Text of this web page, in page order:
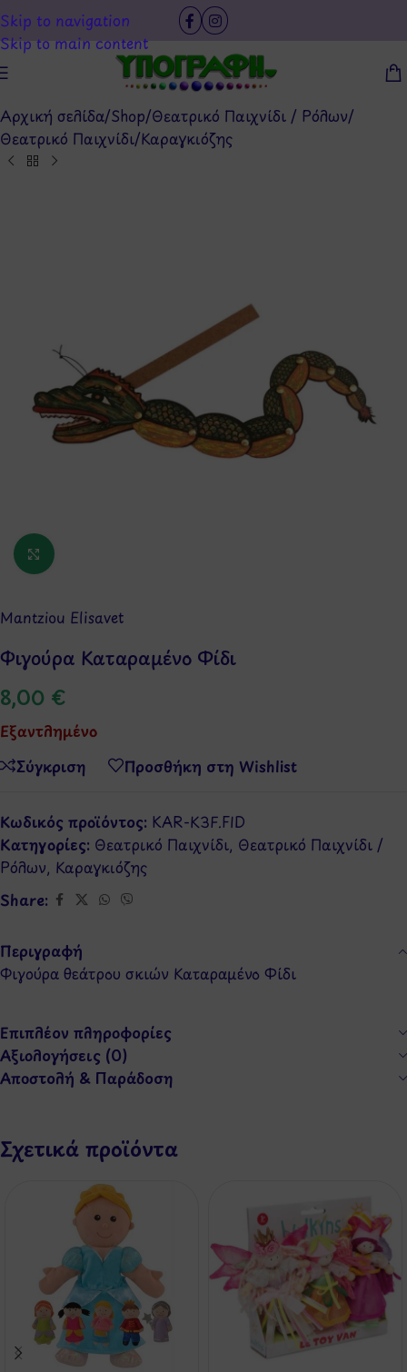
Skip to navigation
Skip to main content
Αρχική σελίδα/Shop/Θεατρικό Παιχνίδι / Ρόλων/
Θεατρικό Παιχνίδι/Καραγκιόζης
Κάντε κλικ για μεγέθυνση
Mantziou Elisavet
Φιγούρα Καταραμένο Φίδι
8,00 €
Εξαντλημένο
Σύγκριση
Προσθήκη στη Wishlist
Κωδικός προϊόντος: KAR-K3F.FID
Κατηγορίες: Θεατρικό Παιχνίδι, Θεατρικό Παιχνίδι /
Ρόλων, Καραγκιόζης
Share:
Περιγραφή
Φιγούρα θεάτρου σκιών Καταραμένο Φίδι
Επιπλέον πληροφορίες
Αξιολογήσεις (0)
Αποστολή & Παράδοση
Σχετικά προϊόντα